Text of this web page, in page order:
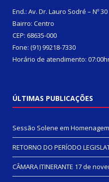
End.: Av. Dr. Lauro Sodré – Nº 30
Bairro: Centro
CEP: 68635-000
Fone: (91) 99218-7330
Horário de atendimento:
ÚLTIMAS PUBLICAÇÕES
Sessão Solene em
RETORNO DO PERÍODO
CÂMARA ITINERANTE 17 de